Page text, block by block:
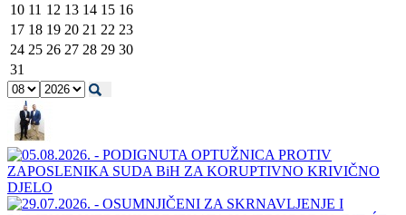
10 11 12 13 14 15 16
17 18 19 20 21 22 23
24 25 26 27 28 29 30
31